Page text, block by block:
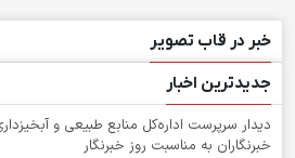
خبر در قاب تصویر
جدیدترین اخبار
دیدار سرپرست اداره‌کل منابع طبیعی و
خبرنگاران به مناسبت روز خبرنگار